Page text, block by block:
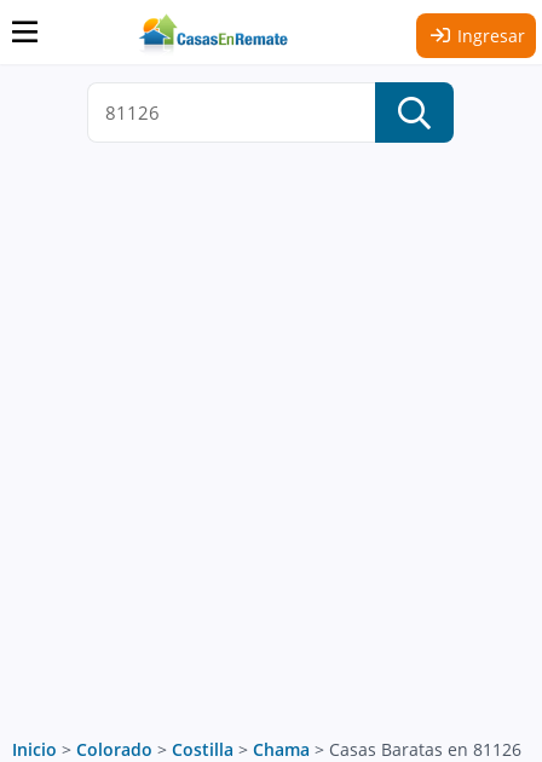
Ingresar
Inicio > Colorado > Costilla > Chama > Casas Baratas en 81126